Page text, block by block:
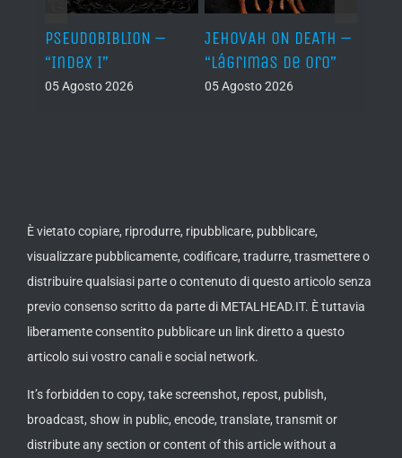
PSEUDOBIBLION –
“Index I”
05 Agosto 2026
JEHOVAH ON DEATH –
“Lágrimas de Oro”
05 Agosto 2026
È vietato copiare, riprodurre, ripubblicare, pubblicare,
visualizzare pubblicamente, codificare, tradurre, trasmettere o
distribuire qualsiasi parte o contenuto di questo articolo senza
previo consenso scritto da parte di METALHEAD.IT. È tuttavia
liberamente consentito pubblicare un link diretto a questo
articolo sui vostro canali e social network.
It’s forbidden to copy, take screenshot, repost, publish,
broadcast, show in public, encode, translate, transmit or
distribute any section or content of this article without a